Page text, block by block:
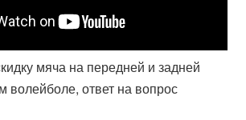
мяча на передней и задней
волейболе, ответ на вопрос